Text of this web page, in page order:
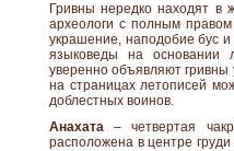
Гривны нередко находят в
археологи с полным
украшение, наподобие бус
языковеды на основании
уверенно объявляют
на страницах летописей
доблестных воинов.
Анахата – четвертая
расположена в центре